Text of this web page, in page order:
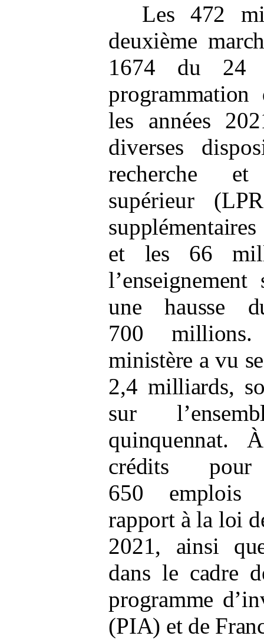
Les 472
deuxième
1674 du 24
les années
diverses
recherche et
supérieur
et les 66
l’enseignement
une hausse
700
ministère a vu
2,4 milliards,
sur
quinquennat.
crédits
650
emplois
rapport à la loi
2021, ainsi
dans le cadre
programme
(PIA) et de